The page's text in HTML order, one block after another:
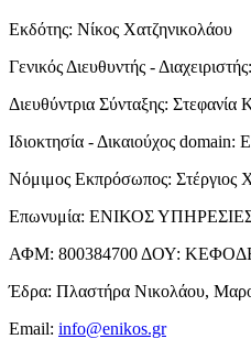
Εκδότης: Νίκος Χατζηνικολάου
Γενικός Διευθυντής - Διαχειριστής:
Διευθύντρια Σύνταξης: Στεφανία
Ιδιοκτησία - Δικαιούχος domain:
Νόμιμος Εκπρόσωπος: Στέργιος
Επωνυμία: ΕΝΙΚΟΣ
ΑΦΜ: 800384700 ΔΟΥ:
Έδρα: Πλαστήρα Νικολάου,
Email: info@enikos.gr